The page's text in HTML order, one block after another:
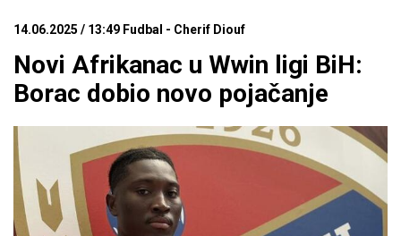
14.06.2025 / 13:49 Fudbal - Cherif Diouf
Novi Afrikanac u Wwin ligi BiH:
Borac dobio novo pojačanje